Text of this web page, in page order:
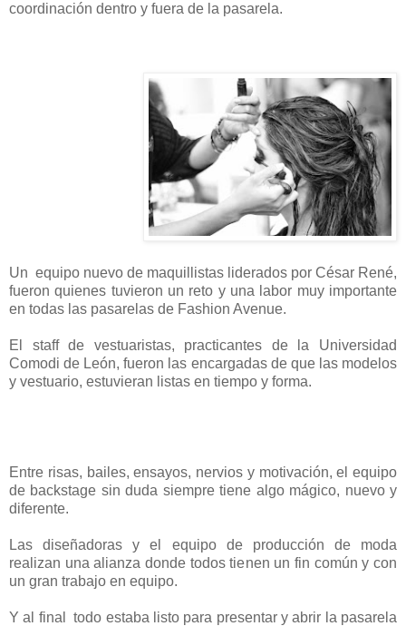
coordinación dentro y fuera de la pasarela.
Un equipo nuevo de maquillistas liderados por César René,
fueron quienes tuvieron un reto y una labor muy importante
en todas las pasarelas de Fashion Avenue.
El staff de vestuaristas, practicantes de la Universidad
Comodi de León, fueron las encargadas de que las modelos
y vestuario, estuvieran listas en tiempo y forma.
Entre risas, bailes, ensayos, nervios y motivación, el equipo
de backstage sin duda siempre tiene algo mágico, nuevo y
diferente.
Las diseñadoras y el equipo de producción de moda
realizan una alianza donde todos tienen un fin común y con
un gran trabajo en equipo.
Y al final todo estaba listo para presentar y abrir la pasarela